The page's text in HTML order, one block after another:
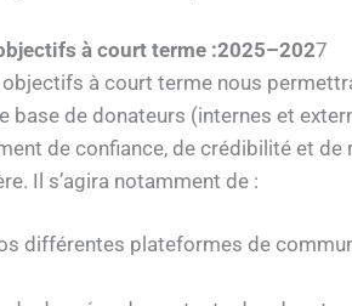
à court terme :2025–2027
à court terme nous
base de donateurs (internes et
de confiance, de crédibilité et
Il s’agira notamment de :
différentes plateformes de